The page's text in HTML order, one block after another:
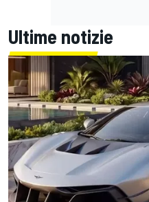
Ultime notizie